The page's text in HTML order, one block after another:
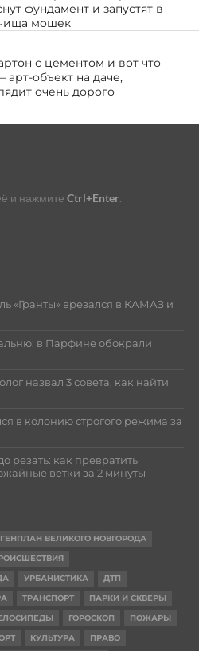
фундамент и запустят в
мошек
с цементом и вот что
арт-объект на даче,
очень дорого
и нажмите Ctrl+Enter.
«Гранты» врезался в КАМАЗ и
в Парфине обокрали
назвал 3 совета, как найти
в колонию строгого режима за
резать: как превратить
ветки за 2 минуты
ГЕНПЛАН ВЕЛИКОГО НОВГОРОДА
УРБАНИСТИКА
ДТП
ТРАНСПОРТ
ПАРКИ И СКВЕРЫ
ГОРОСКОП
ПОЖАРЫ
КУЛЬТУРА ПРАВО